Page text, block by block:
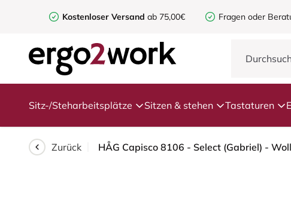
Kostenloser Versand ab 75,00€ Fragen oder
Sitz-/Steharbeitsplätze Sitzen & stehen Tastaturen
Zurück HÅG Capisco 8106 - Select (Gabriel) -